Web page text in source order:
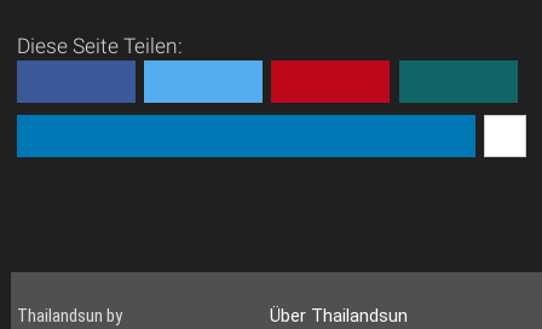
Diese Seite Teilen:
Thailandsun by
Über Thailandsun